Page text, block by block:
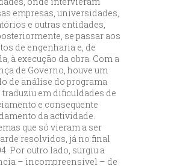
empresas, universidades,
e outras entidades,
se passar aos
de engenharia e, de
à execução da obra. Com a
de Governo, houve um
de análise do programa
traduziu em dificuldades de
e consequente
da actividade.
que só vieram a ser
resolvidos, já no final
Por outro lado, surgiu a
– incompreensível – de